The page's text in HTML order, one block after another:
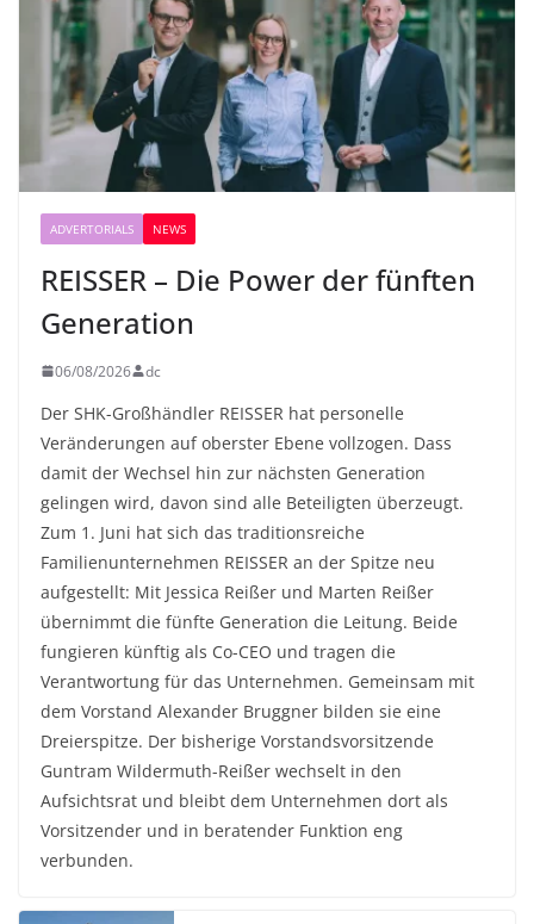
ADVERTORIALS NEWS
REISSER – Die Power der fünften
Generation
06/08/2026 dc
Der SHK-Großhändler REISSER hat personelle
Veränderungen auf oberster Ebene vollzogen. Dass
damit der Wechsel hin zur nächsten Generation
gelingen wird, davon sind alle Beteiligten überzeugt.
Zum 1. Juni hat sich das traditionsreiche
Familienunternehmen REISSER an der Spitze neu
aufgestellt: Mit Jessica Reißer und Marten Reißer
übernimmt die fünfte Generation die Leitung. Beide
fungieren künftig als Co-CEO und tragen die
Verantwortung für das Unternehmen. Gemeinsam mit
dem Vorstand Alexander Bruggner bilden sie eine
Dreierspitze. Der bisherige Vorstandsvorsitzende
Guntram Wildermuth-Reißer wechselt in den
Aufsichtsrat und bleibt dem Unternehmen dort als
Vorsitzender und in beratender Funktion eng
verbunden.